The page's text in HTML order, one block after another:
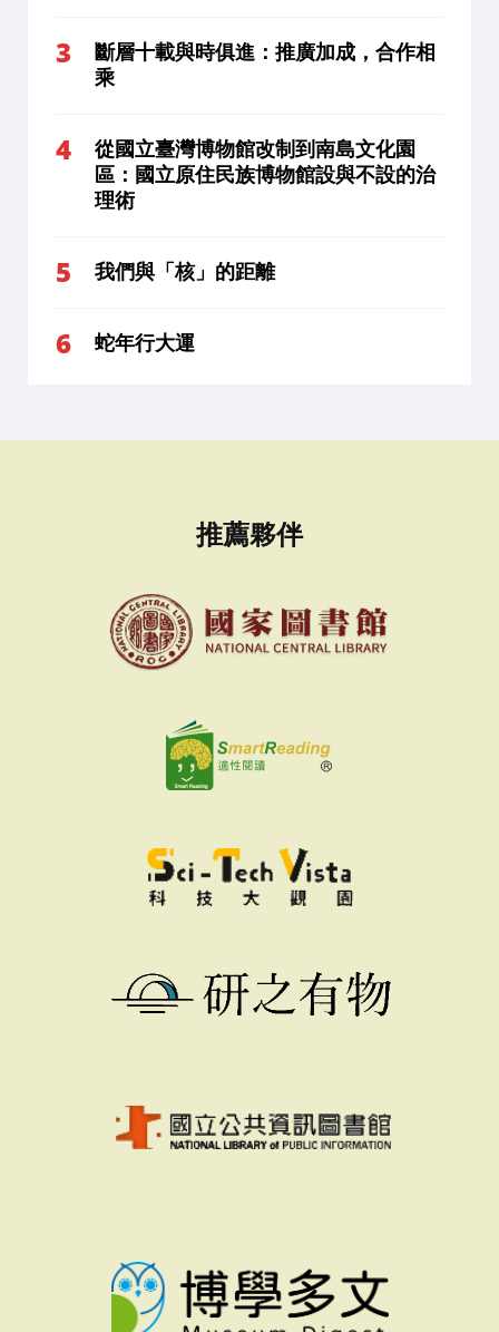
斷層十載與時俱進：推廣加成，合作相
乘
從國立臺灣博物館改制到南島文化園
區：國立原住民族博物館設與不設的治
理術
我們與「核」的距離
蛇年行大運
推薦夥伴